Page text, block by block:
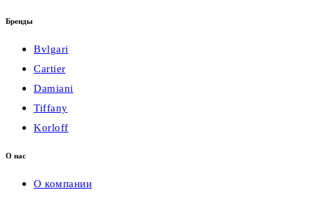
Бренды
Bvlgari
Cartier
Damiani
Tiffany
Korloff
О нас
О компании